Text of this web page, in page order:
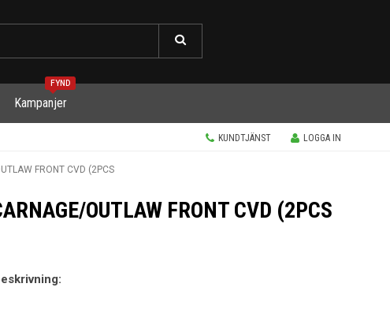
FYND
Kampanjer
KUNDTJÄNST LOGGA IN
FRONT CVD (2PCS
OUTLAW FRONT CVD (2PCS